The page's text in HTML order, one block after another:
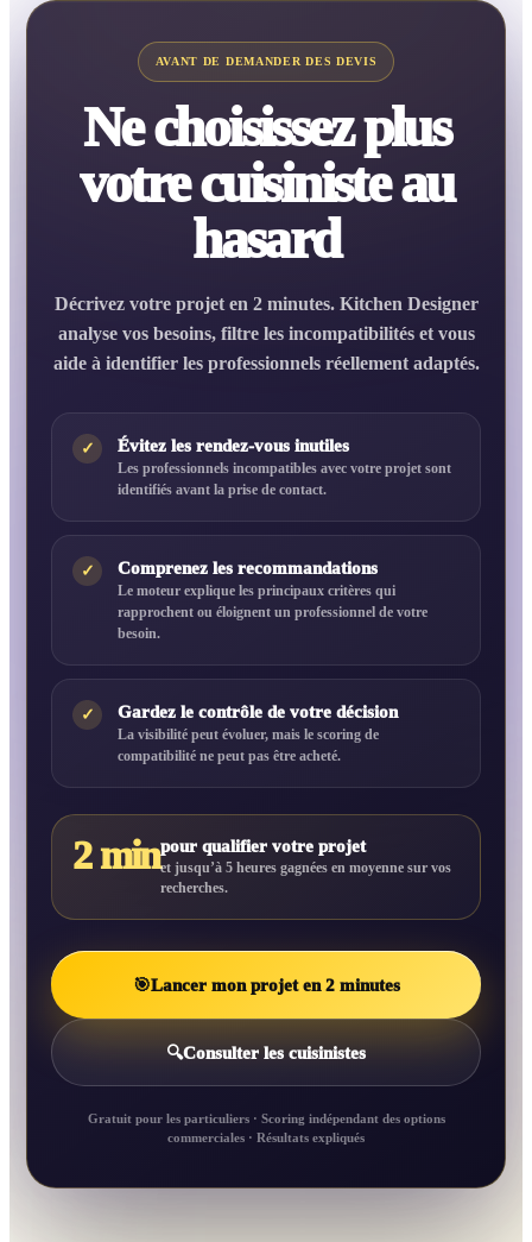
AVANT DE DEMANDER DES DEVIS
Ne choisissez plus
votre cuisiniste au
hasard
Décrivez votre projet en 2 minutes. Kitchen Designer
analyse vos besoins, filtre les incompatibilités et vous
aide à identifier les professionnels réellement adaptés.
✓ Évitez les rendez-vous inutiles
Les professionnels incompatibles avec votre projet sont
identifiés avant la prise de contact.
✓ Comprenez les recommandations
Le moteur explique les principaux critères qui
rapprochent ou éloignent un professionnel de votre
besoin.
✓ Gardez le contrôle de votre décision
La visibilité peut évoluer, mais le scoring de
compatibilité ne peut pas être acheté.
2 minpour qualifier votre projet
et jusqu’à 5 heures gagnées en moyenne sur vos
recherches.
🎯Lancer mon projet en 2 minutes
🔍Consulter les cuisinistes
Gratuit pour les particuliers · Scoring indépendant des options
commerciales · Résultats expliqués